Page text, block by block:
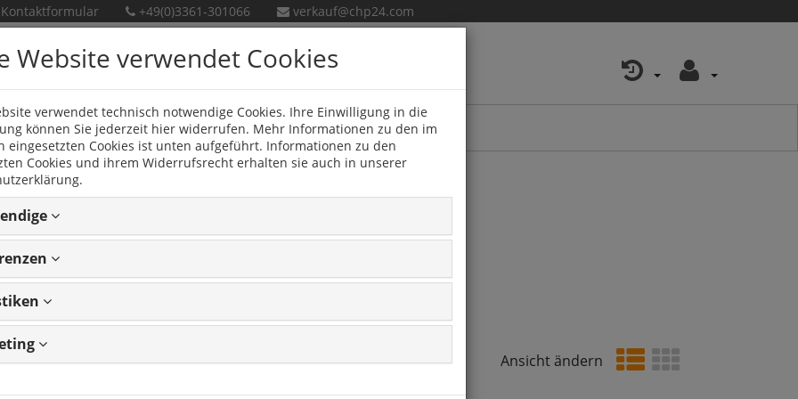
Kontaktformular +49(0)3361-301066 verkauf@chp24.com
Neue Produkte
Artikeln Ansicht ändern
Website verwendet Cookies
verwendet technisch notwendige Cookies. Ihre Einwilligung in die
können Sie jederzeit hier widerrufen. Mehr Informationen zu den im
eingesetzten Cookies ist unten aufgeführt. Informationen zu den
Cookies und ihrem Widerrufsrecht erhalten sie auch in unserer